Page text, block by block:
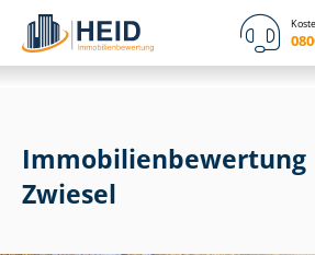
Immobilien­bewertung
Zwiesel